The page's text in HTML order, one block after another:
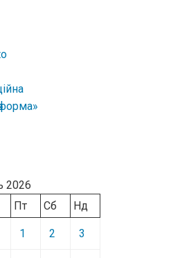
2026
Пт Сб Нд
1 2 3